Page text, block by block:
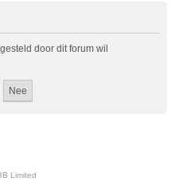
door dit forum wil
Limited